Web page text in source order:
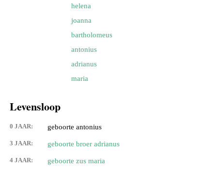
helena
joanna
bartholomeus
antonius
adrianus
maria
Levensloop
0 JAAR: geboorte antonius
3 JAAR: geboorte broer adrianus
4 JAAR: geboorte zus maria